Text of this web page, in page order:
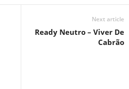
Next article
Ready Neutro – Viver De
Cabrão